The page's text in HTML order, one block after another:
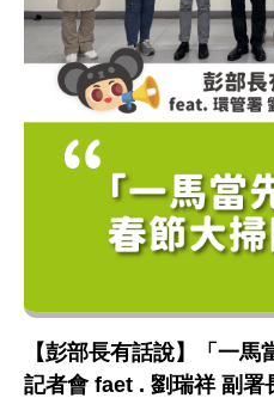
【彭部長有話說】「一
記者會 faet . 劉瑞祥 副署